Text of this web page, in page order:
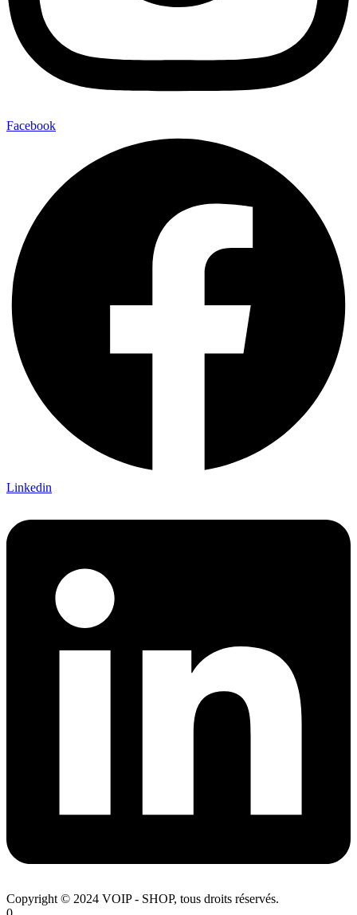
Facebook
Linkedin
Copyright © 2024 VOIP - SHOP, tous droits réservés.